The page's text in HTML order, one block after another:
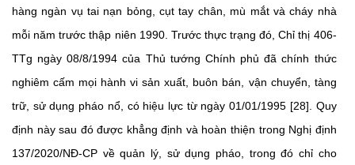
hàng ngàn vụ tai nạn bỏng, cụt tay chân, mù mắt và cháy nhà
mỗi năm trước thập niên 1990. Trước thực trạng đó, Chỉ thị 406-
TTg ngày 08/8/1994 của Thủ tướng Chính phủ đã chính thức
nghiêm cấm mọi hành vi sản xuất, buôn bán, vận chuyển, tàng
trữ, sử dụng pháo nổ, có hiệu lực từ ngày 01/01/1995 [28]. Quy
định này sau đó được khẳng định và hoàn thiện trong Nghị định
137/2020/NĐ-CP về quản lý, sử dụng pháo, trong đó chỉ cho